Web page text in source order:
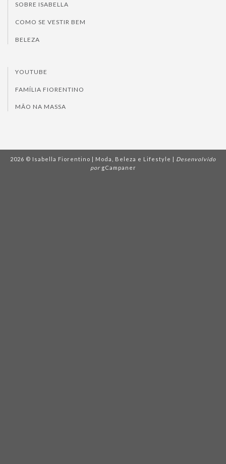
SOBRE ISABELLA
COMO SE VESTIR BEM
BELEZA
YOUTUBE
FAMÍLIA FIORENTINO
MÃO NA MASSA
2026 © Isabella Fiorentino | Moda, Beleza e Lifestyle | Desenvolvido
por gCampaner